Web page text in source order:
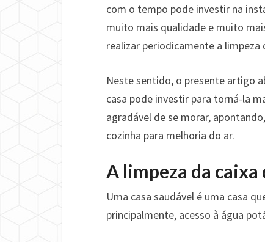
com o tempo pode investir na
muito mais qualidade e muito
realizar periodicamente a limpeza
Neste sentido, o presente artigo
casa pode investir para torná-la
agradável de se morar,
cozinha para melhoria do ar.
A limpeza da caixa
Uma casa saudável é uma casa
principalmente, acesso à água